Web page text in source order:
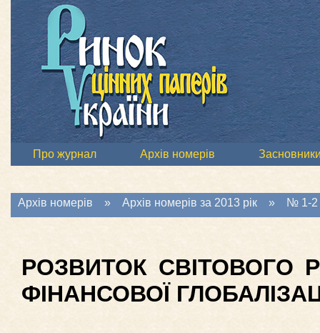
Про журнал Архів номерів
Архів номерів » Архів номерів за 2013 рік » № 1-2
РОЗВИТОК СВІТОВОГО
ФІНАНСОВОЇ